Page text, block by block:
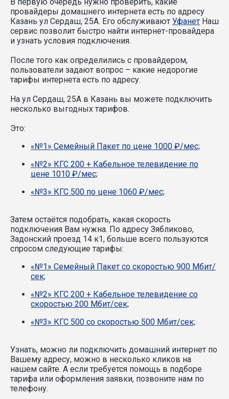
провайдеры домашнего интернета есть по адресу
Казань ул Сердаш, 25А. Его обслуживают Уфанет Наш
сервис позволит быстро найти интернет-провайдера
и узнать условия подключения.
После того как определились с провайдером,
пользователи задают вопрос – какие недорогие
тарифы интернета есть по адресу.
На ул Сердаш, 25А в Казань вы можете подключить
несколько выгодных тарифов.
Это:
«№1» Семейный Пакет по цене 1000 ₽/мес;
«№2» КГС 200 + Кабельное телевидение по
цене 1010 ₽/мес;
«№3» КГС 500 по цене 1060 ₽/мес;
Затем остаётся подобрать, какая скорость
подключения Вам нужна. По адресу Зябликово,
Задонский проезд 14 к1, больше всего пользуются
спросом следующие тарифы:
«№1» Семейный Пакет со скоростью 900 Мбит/
сек;
«№2» КГС 200 + Кабельное телевидение со
скоростью 200 Мбит/сек;
«№3» КГС 500 со скоростью 500 Мбит/сек;
Узнать, можно ли подключить домашний интернет по
Вашему адресу, можно в несколько кликов на
нашем сайте. А если требуется помощь в подборе
тарифа или оформления заявки, позвоните нам по
телефону.